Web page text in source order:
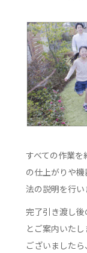
すべての作業
の仕上がりや
法の説明を行い
完了引き渡し
とご案内いた
ございました